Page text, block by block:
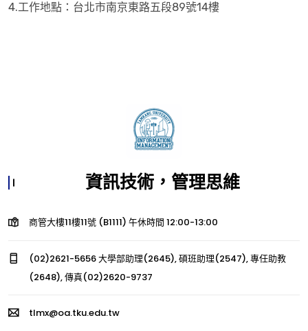
4.工作地點：台北市南京東路五段89號14樓
資訊技術，管理思維
商管大樓11樓11號 (B1111) 午休時間 12:00-13:00
(02)2621-5656 大學部助理(2645), 碩班助理(2547), 專任助教
(2648), 傳真(02)2620-9737
tlmx@oa.tku.edu.tw